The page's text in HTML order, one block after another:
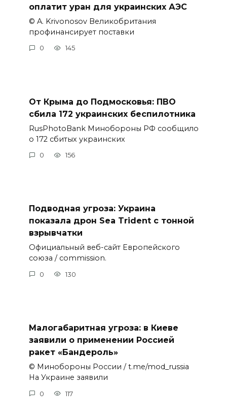
оплатит уран для украинских АЭС
© A. Krivonosov Великобритания
профинансирует поставки
0 145
От Крыма до Подмосковья: ПВО
сбила 172 украинских беспилотника
RusPhotoBank Минобороны РФ сообщило
о 172 сбитых украинских
0 156
Подводная угроза: Украина
показала дрон Sea Trident с тонной
взрывчатки
Официальный веб-сайт Европейского
союза / commission.
0 130
Малогабаритная угроза: в Киеве
заявили о применении Россией
ракет «Бандероль»
© Минобороны России / t.me/mod_russia
На Украине заявили
0 117